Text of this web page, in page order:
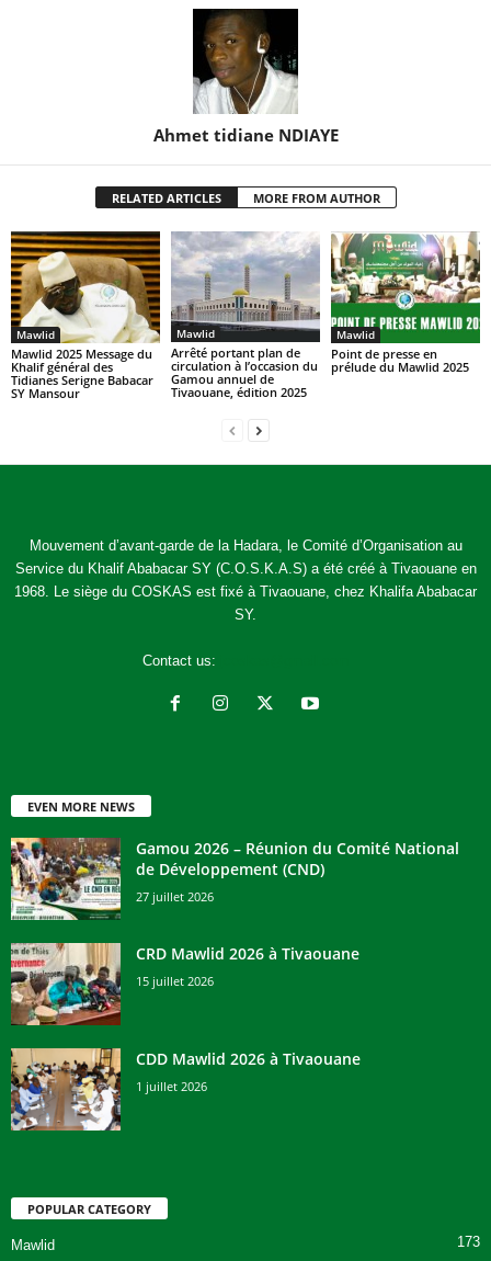
Ahmet tidiane NDIAYE
RELATED ARTICLES MORE FROM AUTHOR
Mawlid
Mawlid 2025 Message du
Khalif général des
Tidianes Serigne Babacar
SY Mansour
Mawlid
Arrêté portant plan de
circulation à l’occasion du
Gamou annuel de
Tivaouane, édition 2025
Mawlid
Point de presse en
prélude du Mawlid 2025
Mouvement d’avant-garde de la Hadara, le Comité d’Organisation au
Service du Khalif Ababacar SY (C.O.S.K.A.S) a été créé à Tivaouane en
1968. Le siège du COSKAS est fixé à Tivaouane, chez Khalifa Ababacar
SY.
Contact us:
EVEN MORE NEWS
Gamou 2026 – Réunion du Comité National
de Développement (CND)
27 juillet 2026
CRD Mawlid 2026 à Tivaouane
15 juillet 2026
CDD Mawlid 2026 à Tivaouane
1 juillet 2026
POPULAR CATEGORY
Mawlid 173